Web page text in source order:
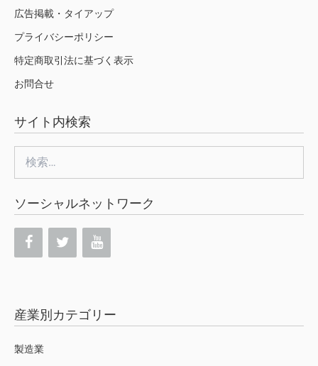
広告掲載・タイアップ
プライバシーポリシー
特定商取引法に基づく表示
お問合せ
サイト内検索
索:
ソーシャルネットワーク
産業別カテゴリー
製造業